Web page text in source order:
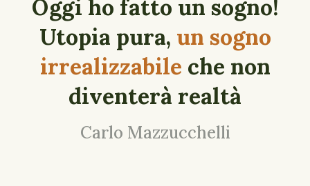
Oggi ho fatto un sogno!
Utopia pura, un sogno
irrealizzabile che non
diventerà realtà
Carlo Mazzucchelli